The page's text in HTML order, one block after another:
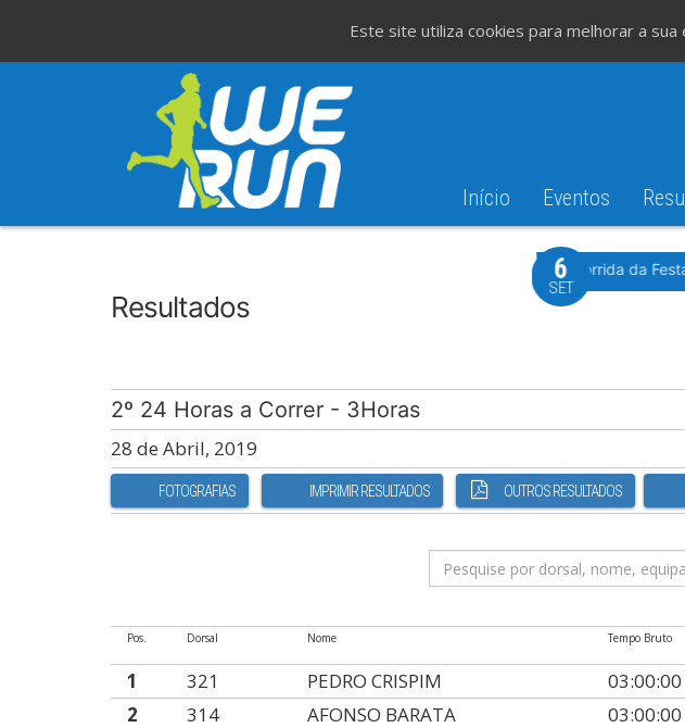
Início Eventos
Resultados
37ª Corrida da
6
SET
2º 24 Horas a Correr - 3Horas
28 de Abril, 2019
FOTOGRAFIAS IMPRIMIR RESULTADOS OUTROS RESULTADOS
Pos. Dorsal Nome Tempo Bruto
1 321 PEDRO CRISPIM 03:00:00
2
314 AFONSO BARATA 03:00:00
Este site utiliza cookies para melhorar a sua